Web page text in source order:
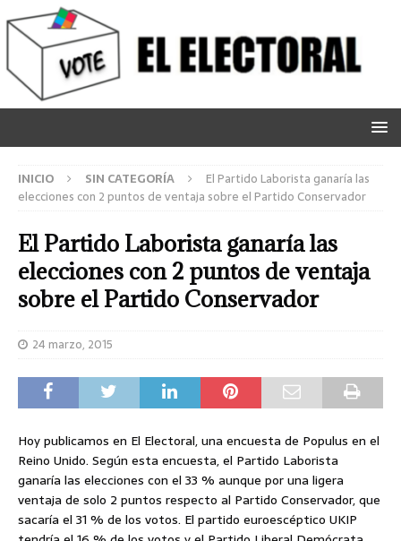
INICIO SIN CATEGORÍA
El Partido Laborista ganaría las
elecciones con 2 puntos de ventaja sobre el Partido Conservador
El Partido Laborista ganaría las
elecciones con 2 puntos de ventaja
sobre el Partido Conservador
24 marzo, 2015
Hoy publicamos en El Electoral, una encuesta de Populus en el
Reino Unido. Según esta encuesta, el Partido Laborista
ganaría las elecciones con el 33 % aunque por una ligera
ventaja de solo 2 puntos respecto al Partido Conservador, que
sacaría el 31 % de los votos. El partido euroescéptico UKIP